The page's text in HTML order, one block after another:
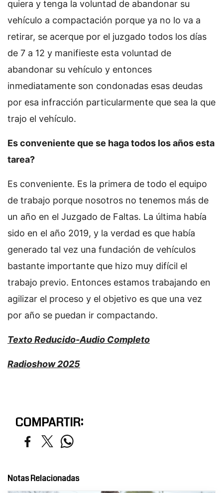
quiera y tenga la voluntad de abandonar su
vehículo a compactación porque ya no lo va a
retirar, se acerque por el juzgado todos los días
de 7 a 12 y manifieste esta voluntad de
abandonar su vehículo y entonces
inmediatamente son condonadas esas deudas
por esa infracción particularmente que sea la que
trajo el vehículo.
Es conveniente que se haga todos los años esta
tarea?
Es conveniente. Es la primera de todo el equipo
de trabajo porque nosotros no tenemos más de
un año en el Juzgado de Faltas. La última había
sido en el año 2019, y la verdad es que había
generado tal vez una fundación de vehículos
bastante importante que hizo muy difícil el
trabajo previo. Entonces estamos trabajando en
agilizar el proceso y el objetivo es que una vez
por año se puedan ir compactando.
Texto Reducido-Audio Completo
Radioshow 2025
COMPARTIR:
Notas Relacionadas